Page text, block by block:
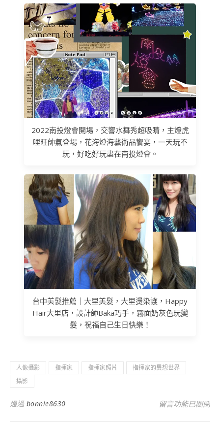
2022南投燈會開場，交響水舞秀超吸睛，主燈虎
哩旺帥氣登場，花海燈海藝術品饗宴，一天玩不
玩，好吃好玩盡在南投燈會。
台中美髮推薦｜大里美髮，大里燙染護，Happy
Hair大里店，設計師Baka巧手，霧面奶灰色玩變
髮，祝福自己生日快樂！
人像攝影 指揮家 指揮家照片
指揮家的異想世界
攝影
通過 bonnie8630 在〈指揮家定妝
留言功能已關閉